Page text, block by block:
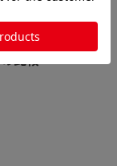
比較